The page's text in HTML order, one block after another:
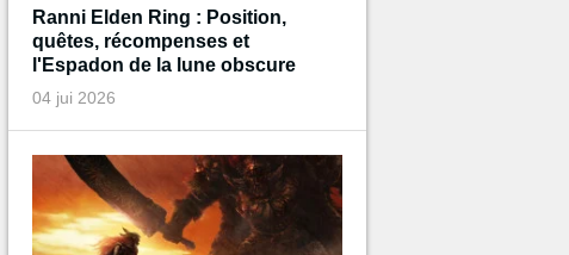
Ranni Elden Ring : Position,
quêtes, récompenses et
l'Espadon de la lune obscure
04 jui 2026